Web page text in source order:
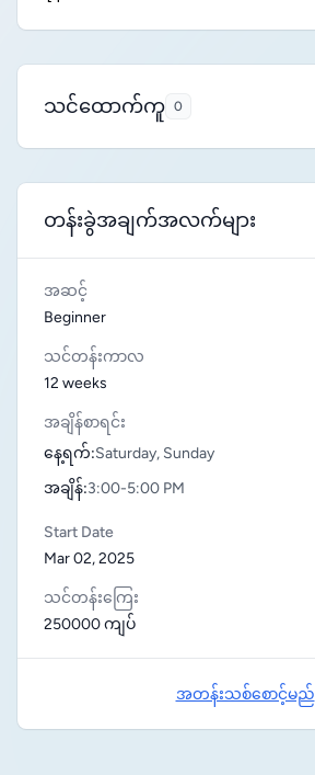
သင်ထောက်ကူ 0
တန်းခွဲအချက်အလက်များ
အဆင့်
Beginner
သင်တန်းကာလ
12 weeks
အချိန်စာရင်း
နေ့ရက်:Saturday, Sunday
အချိန်:3:00-5:00 PM
Start Date
Mar 02, 2025
သင်တန်းကြေး
250000 ကျပ်
အတန်းသစ်စောင့်မည်